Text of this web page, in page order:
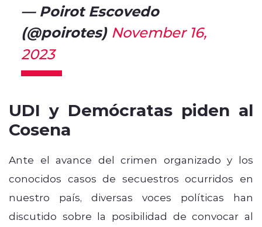
— Poirot Escovedo
(@poirotes) November 16,
2023
UDI y Demócratas piden al
Cosena
Ante el avance del crimen organizado y los
conocidos casos de secuestros ocurridos en
nuestro país, diversas voces políticas han
discutido sobre la posibilidad de convocar al